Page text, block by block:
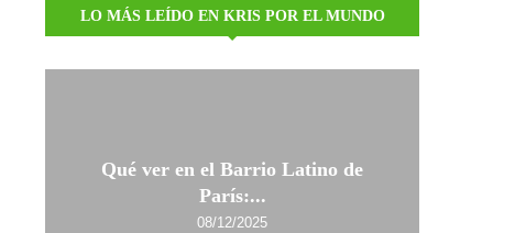
LO MÁS LEÍDO EN KRIS POR EL MUNDO
Qué ver en el Barrio Latino de
París:...
08/12/2025